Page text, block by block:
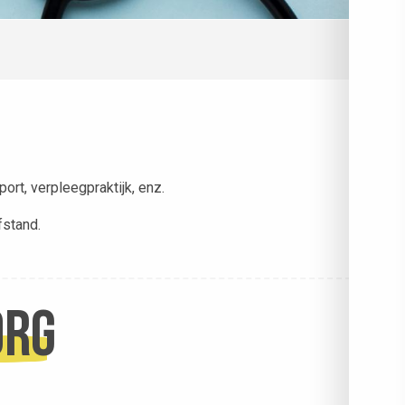
verpleegpraktijk, enz.